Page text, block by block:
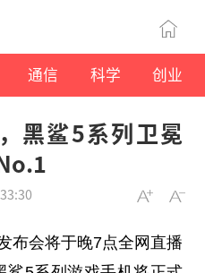
通信 科学 创业
黑鲨5系列卫冕
布会将于晚7点全网直播